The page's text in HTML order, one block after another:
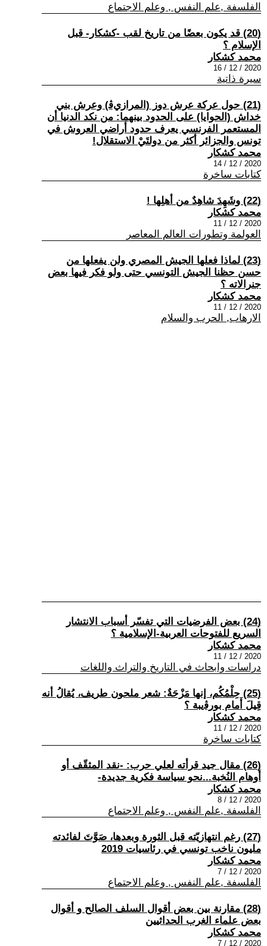
الفلسفة ,علم النفس , وعلم الاجتماع
(20) قد يكون بعضًا من تاريخ لقب -كشكار- قبل
الإسلام ؟
محمد كشكار
2020 / 12 / 16
سيرة ذاتية
(21) حول عركة عرش دوز (المرازيﭬ) وعرش بني
خداش (الحوايا) على الحدود بينهما: من نكد الدنيا أن
المستعمر الفرنسي يعرف حدود أراضي العروش في
تونس والجزائر أكثر من دولتَيْ الاستقلال!
محمد كشكار
2020 / 12 / 14
كتابات ساخرة
(22) وشَهِدَ شاهِدٌ من أهلِها !
محمد كشكار
2020 / 12 / 11
العولمة وتطورات العالم المعاصر
(23) لماذا فعلها الجيش المصري ولن يفعلها من
حسن حظنا الجيش التونسي حتى ولو فكر فيها بعض
جنرالاته ؟
محمد كشكار
2020 / 12 / 11
الارهاب, الحرب والسلام
(24) بعض الفرضيات التي تفسّر أسباب الانتشار
السريع للفتوحات العربية-الإسلامية ؟
محمد كشكار
2020 / 12 / 11
دراسات وابحاث في التاريخ والتراث واللغات
(25) حِلْمُكُم، إنها مَزْحَةٌ: شعر ملحون طريف، يُقالُ أنه
قِيلَ أمام بورﭬيبة ؟
محمد كشكار
2020 / 12 / 11
كتابات ساخرة
(26) مقال جيد قرأته لعلي حرب: -نقد المثقّف أو
أوهام النُخبة...نحو سياسة فكرية جديدة-
محمد كشكار
2020 / 12 / 8
الفلسفة ,علم النفس , وعلم الاجتماع
(27) رغم انتهازيّته قبل الثورة وبعدها، صَوَّتَ لفائدته
مليون ناخب تونسي في رئاسيات 2019
محمد كشكار
2020 / 12 / 7
الفلسفة ,علم النفس , وعلم الاجتماع
(28) مقارنة بين بعض أقوال السلف الصالح و أقوال
بعض علماء الغرب الحداثيين
محمد كشكار
2020 / 12 / 7